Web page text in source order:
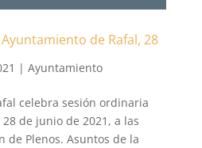
de Rafal, 28
| Ayuntamiento
celebra sesión ordinaria
de junio de 2021, a las
de Plenos. Asuntos de la